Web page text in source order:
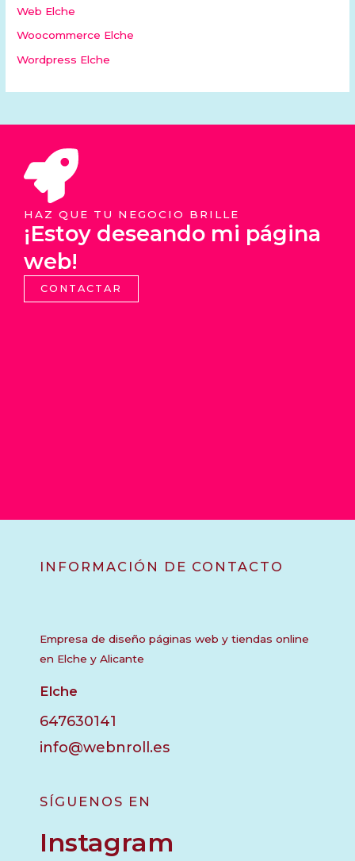
Web Elche
Woocommerce Elche
Wordpress Elche
HAZ QUE TU NEGOCIO BRILLE
¡Estoy deseando mi página
web!
CONTACTAR
INFORMACIÓN DE CONTACTO
Empresa de diseño páginas web y tiendas online
en Elche y Alicante
Elche
647630141
info@webnroll.es
SÍGUENOS EN
Instagram